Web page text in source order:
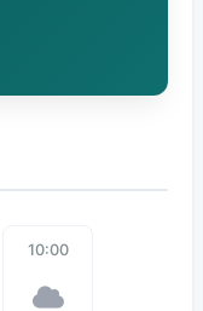
10:00